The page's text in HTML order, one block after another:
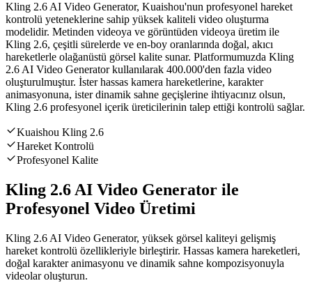
Kling 2.6 AI Video Generator, Kuaishou'nun profesyonel hareket
kontrolü yeteneklerine sahip yüksek kaliteli video oluşturma
modelidir. Metinden videoya ve görüntüden videoya üretim ile
Kling 2.6, çeşitli sürelerde ve en-boy oranlarında doğal, akıcı
hareketlerle olağanüstü görsel kalite sunar. Platformumuzda Kling
2.6 AI Video Generator kullanılarak 400.000'den fazla video
oluşturulmuştur. İster hassas kamera hareketlerine, karakter
animasyonuna, ister dinamik sahne geçişlerine ihtiyacınız olsun,
Kling 2.6 profesyonel içerik üreticilerinin talep ettiği kontrolü sağlar.
Kuaishou Kling 2.6
Hareket Kontrolü
Profesyonel Kalite
Kling 2.6 AI Video Generator ile
Profesyonel Video Üretimi
Kling 2.6 AI Video Generator, yüksek görsel kaliteyi gelişmiş
hareket kontrolü özellikleriyle birleştirir. Hassas kamera hareketleri,
doğal karakter animasyonu ve dinamik sahne kompozisyonuyla
videolar oluşturun.